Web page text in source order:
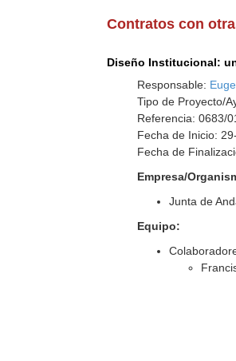
Contratos con
Diseño Institucional:
Responsable:
Tipo de Proyecto/
Referencia: 0683/
Fecha de Inicio:
Fecha de
Empresa/
Junta de
Equipo: